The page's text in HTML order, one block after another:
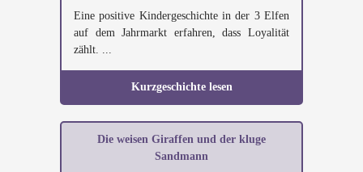
Eine positive Kindergeschichte in der 3 Elfen
auf dem Jahrmarkt erfahren, dass Loyalität
zählt. ...
Kurzgeschichte lesen
Die weisen Giraffen und der kluge
Sandmann